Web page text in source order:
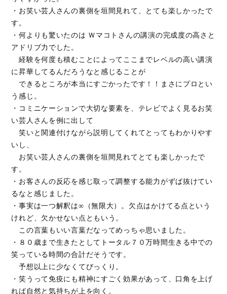
・お笑い芸人さんの裏側を垣間見れて、とても楽しかったで
す。
・何よりも驚いたのは Ｗマコトさんの講演の完成度の高さと
アドリブ力でした。
経験を何度も積むことによってここまでレベルの高い講演
に昇華してるんだろうなと感じることが
できるところが本当にすごかったです！！まさにプロとい
う感じ。
・コミニケーションで大切な要素を、テレビでよく見るお笑
い芸人さんを例に出して
笑いと関連付けながら説明してくれてとってもわかりやす
いし、
お笑い芸人さんの裏側を垣間見れてとても楽しかったで
す。
・お客さんの反応を感じ取って調整する能力がずば抜けてい
るなと感じました。
・事実は一つ解釈は∞（無限大）。欠点はかけてる点という
けれど、欠かせない点ともいう。
この言葉もいい言葉だなってめっちゃ思いました。
・８０歳まで生きたとしてトータル７０万時間生きる中での
笑っている時間の合計だそうです。
予想以上に少なくてびっくり。
・笑うって免疫にも精神にすごく効果があって、口角を上げ
れば自然と気持ちが上を向く。